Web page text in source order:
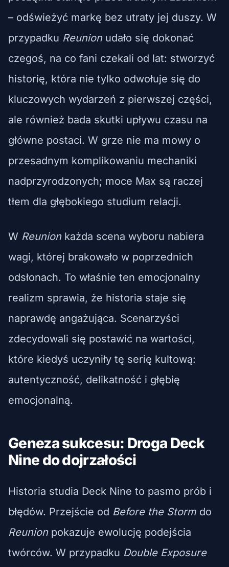
– odświeżyć markę bez utraty jej duszy. W
przypadku Reunionudało się dokonać
czegoś, na co fani czekali od lat: stworzyć
historię, która nie tylko odwołuje się do
kluczowych wydarzeń z pierwszej części,
ale również bada skutki upływu czasu na
główne postaci. W grze nie ma mowy o
przesadnym komplikowaniu mechaniki
nadprzyrodzonych; moce Max są raczej
tłem dla głębokiego studium relacji.
W Reunionkażda scena wyboru nabiera
wagi, której brakowało w poprzednich
odsłonach. To właśnie ten emocjonalny
realizm sprawia, że historia staje się
naprawdę angażująca. Scenarzyści
zdecydowali się postawić na wartości,
które kiedyś uczyniły tę serię kultową:
autentyczność, delikatność i głębię
emocjonalną.
Geneza sukcesu: Droga Deck
Nine do dojrzałości
Historia studia Deck Nine to pasmo prób i
błędów. Przejście od Before the Storm do
Reunionpokazuje ewolucję podejścia
twórców. W przypadku Double Exposure